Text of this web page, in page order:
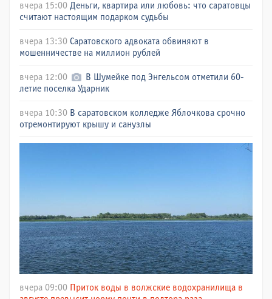
вчера 15:00 Деньги, квартира или любовь: что саратовцы
считают настоящим подарком судьбы
вчера 13:30 Саратовского адвоката обвиняют в
мошенничестве на миллион рублей
вчера 12:00
В Шумейке под Энгельсом отметили 60-
летие поселка Ударник
вчера 10:30 В саратовском колледже Яблочкова срочно
отремонтируют крышу и санузлы
вчера 09:00 Приток воды в волжские водохранилища в